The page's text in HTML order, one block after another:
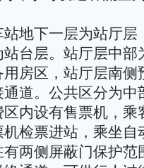
地下一层为站厅层
台层。站厅层中部
房区，站厅层南侧
道。公共区分为中
内设有售票机，乘
检票进站，乘坐自
两侧屏蔽门保护范